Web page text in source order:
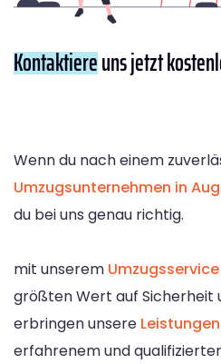
Kontaktiereuns jetzt
Wenn du nach einem
Umzugsunternehmen in
du bei uns genau richtig.
mit unserem
größten Wert auf Sicherheit
erbringen unsere Leistungen
erfahrenem und